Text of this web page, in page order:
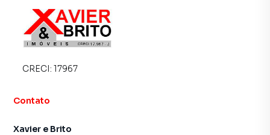
imóvel mais rápido. Contamos também com um time de
programadores, corretores treinados e uma central de
atendimento preparada para atender proprietários e
CRECI: 17967
Contato
Xavier e Brito